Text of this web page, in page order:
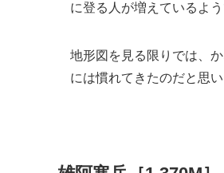
に登る人が増えているよう
地形図を見る限りでは、
には慣れてきたのだと思